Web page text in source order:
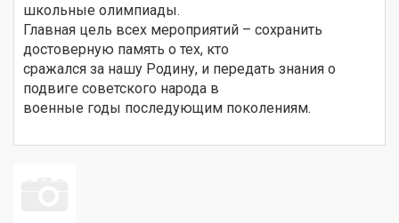
школьные олимпиады.
Главная цель всех мероприятий – сохранить
достоверную память о тех, кто
сражался за нашу Родину, и передать знания о
подвиге советского народа в
военные годы последующим поколениям.